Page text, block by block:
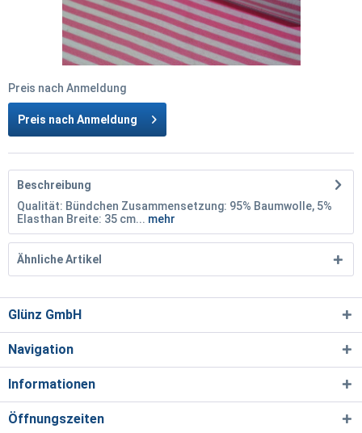
Preis nach Anmeldung
Preis nach Anmeldung
Beschreibung
Qualität: Bündchen Zusammensetzung: 95% Baumwolle, 5%
Elasthan Breite: 35 cm... mehr
Ähnliche Artikel
Glünz GmbH
Navigation
Informationen
Öffnungszeiten